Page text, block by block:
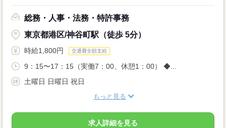
総務・人事・法務・特許事務
東京都港区/神谷町駅（徒歩 5分）
時給1,800円 交通費全額支給
9：15〜17：15（実働7：00、休憩1：00） ◆...
土曜日 日曜日 祝日
もっと見る
求人詳細を見る